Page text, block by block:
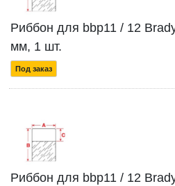
Риббон для bbp11 / 12
мм, 1 шт.
Под заказ
Риббон для bbp11 / 12